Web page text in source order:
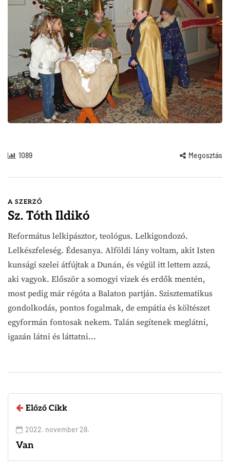
1089 Megosztás
A SZERZŐ
Sz. Tóth Ildikó
Református lelkipásztor, teológus. Lelkigondozó.
Lelkészfeleség. Édesanya. Alföldi lány voltam, akit Isten
kunsági szelei átfújtak a Dunán, és végül itt lettem azzá,
aki vagyok. Először a somogyi vizek és erdők mentén,
most pedig már régóta a Balaton partján. Szisztematikus
gondolkodás, pontos fogalmak, de empátia és költészet
egyformán fontosak nekem. Talán segítenek meglátni,
igazán látni és láttatni...
Előző Cikk
2022. november 28.
Van